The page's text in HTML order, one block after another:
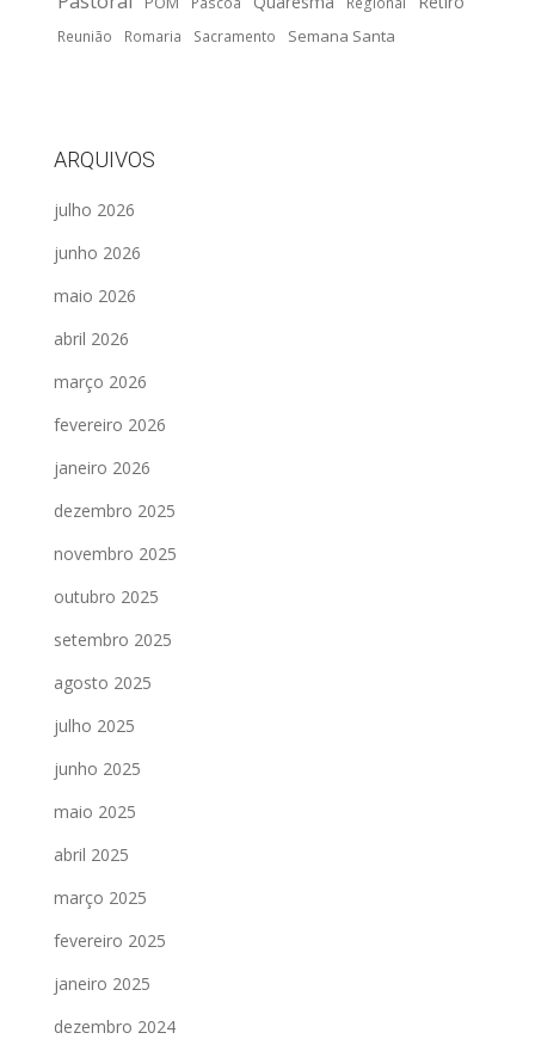
Reunião Romaria Sacramento Semana Santa
ARQUIVOS
julho 2026
junho 2026
maio 2026
abril 2026
março 2026
fevereiro 2026
janeiro 2026
dezembro 2025
novembro 2025
outubro 2025
setembro 2025
agosto 2025
julho 2025
junho 2025
maio 2025
abril 2025
março 2025
fevereiro 2025
janeiro 2025
dezembro 2024